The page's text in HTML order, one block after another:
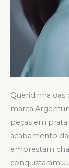
Queridinha das
marca
peças em
acabamento da
emprestam
conquistaram